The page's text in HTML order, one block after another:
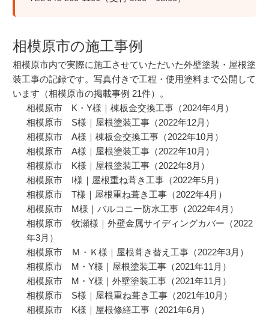
相模原市の施工事例
相模原市内で実際に施工させていただいた外壁塗装・屋根塗
装工事の記録です。写真付きで工程・使用塗料まで公開して
います（相模原市の掲載事例 21件）。
相模原市 K・Y様｜棟板金交換工事 （2024年4月）
相模原市 S様｜屋根塗装工事 （2022年12月）
相模原市 A様｜棟板金交換工事 （2022年10月）
相模原市 A様｜屋根塗装工事 （2022年10月）
相模原市 K様｜屋根塗装工事 （2022年8月）
相模原市 I様｜屋根重ね葺き工事 （2022年5月）
相模原市 T様｜屋根重ね葺き工事 （2022年4月）
相模原市 M様｜バルコニー防水工事 （2022年4月）
相模原市 牧瀬様｜外壁金属サイディングカバー （2022
年3月）
相模原市 Ｍ・Ｋ様｜屋根葺き替え工事 （2022年3月）
相模原市 M・Y様｜屋根塗装工事 （2021年11月）
相模原市 M・Y様｜外壁塗装工事 （2021年11月）
相模原市 S様｜屋根重ね葺き工事 （2021年10月）
相模原市 K様｜屋根修繕工事 （2021年6月）